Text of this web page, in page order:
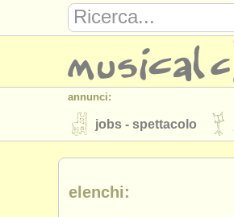
annunci:
jobs - spettacolo
strumenti in vendita
elenchi:
elenchi: